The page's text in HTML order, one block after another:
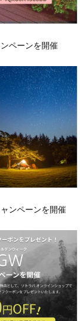
ペーンを開催
ンペーンを開催